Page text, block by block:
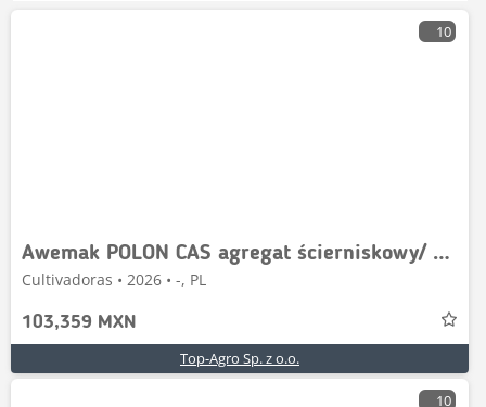
10
Awemak POLON CAS agregat ścierniskowy/ stubble cultivator
Cultivadoras • 2026 • -, PL
103,359 MXN
Top-Agro Sp. z o.o.
10